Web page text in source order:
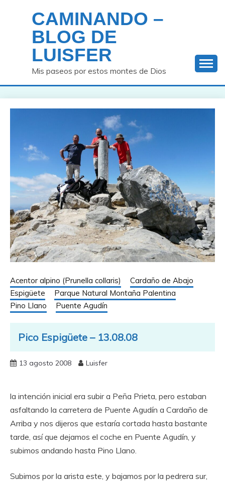
contenido
CAMINANDO –
BLOG DE
LUISFER
Mis paseos por estos montes de Dios
Acentor alpino (Prunella collaris)
Cardaño de Abajo
Espigüete
Parque Natural Montaña Palentina
Pino Llano
Puente Agudín
Pico Espigüete – 13.08.08
13 agosto 2008 Luisfer
la intención inicial era subir a Peña Prieta, pero estaban
asfaltando la carretera de Puente Agudín a Cardaño de
Arriba y nos dijeros que estaría cortada hasta bastante
tarde, así que dejamos el coche en Puente Agudín, y
subimos andando hasta Pino Llano.
Subimos por la arista este, y bajamos por la pedrera sur,